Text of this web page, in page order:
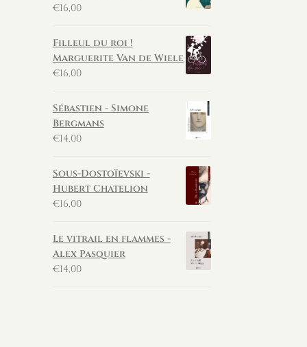
€16,00
Filleul du roi !
Marguerite Van de Wiele
€16,00
Sébastien - Simone
Bergmans
€14,00
Sous-Dostoïevski -
Hubert Chatelion
€16,00
Le vitrail en flammes -
Alex Pasquier
€14,00